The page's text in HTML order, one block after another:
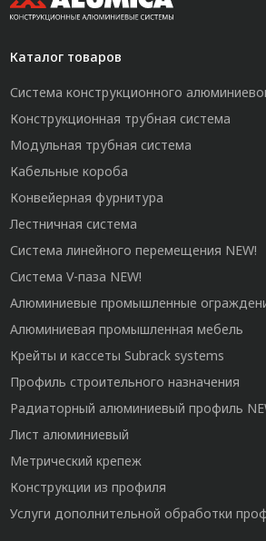
Каталог товаров
Система конструкционного
Конструкционная трубная система
Модульная трубная система
Кабельные короба
Конвейерная фурнитура
Лестничная система
Система линейного перемещения NEW!
Система V-паза NEW!
Алюминиевые промышленные
Алюминиевая промышленная мебель
Крейты и кассеты Subrack systems
Профиль строительного назначения
Радиаторный алюминиевый профиль
Лист алюминиевый
Метрический крепеж
Конструкции из профиля
Услуги дополнительной обработки